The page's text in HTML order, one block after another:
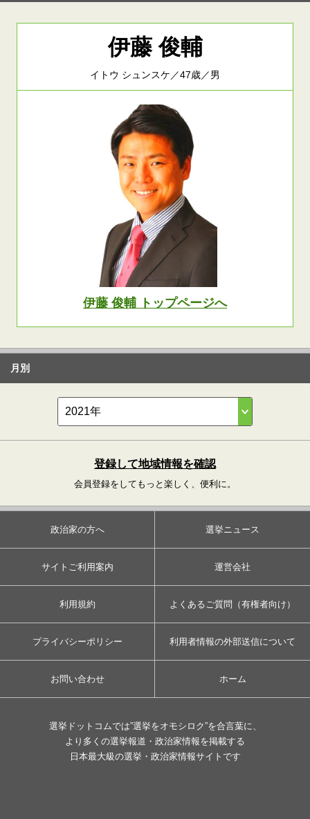
伊藤 俊輔
イトウ シュンスケ／47歳／男
伊藤 俊輔 トップページへ
月別
登録して地域情報を確認
会員登録をしてもっと楽しく、便利に。
政治家の方へ 選挙ニュース
サイトご利用案内 運営会社
利用規約 よくあるご質問（有権者向け）
プライバシーポリシー 利用者情報の外部送信について
お問い合わせ ホーム
選挙ドットコムでは”選挙をオモシロク”を合言葉に、
より多くの選挙報道・政治家情報を掲載する
日本最大級の選挙・政治家情報サイトです